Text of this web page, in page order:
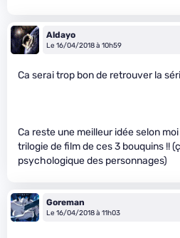
Aldayo
Le 16/04/2018 à 10h59
Ca serai trop bon de retrouver la
Ca reste une meilleur idée selon
trilogie de film de ces 3 bouquins !!
psychologique des personnages)
Goreman
Le 16/04/2018 à 11h03